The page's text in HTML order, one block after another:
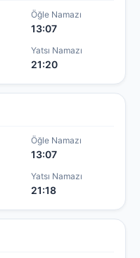
Öğle Namazı
13:07
Yatsı Namazı
21:20
Öğle Namazı
13:07
Yatsı Namazı
21:18